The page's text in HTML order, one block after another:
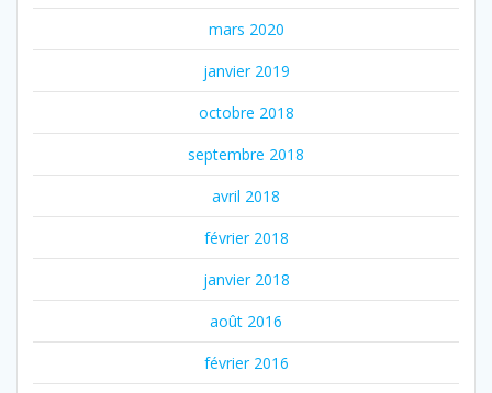
mars 2020
janvier 2019
octobre 2018
septembre 2018
avril 2018
février 2018
janvier 2018
août 2016
février 2016